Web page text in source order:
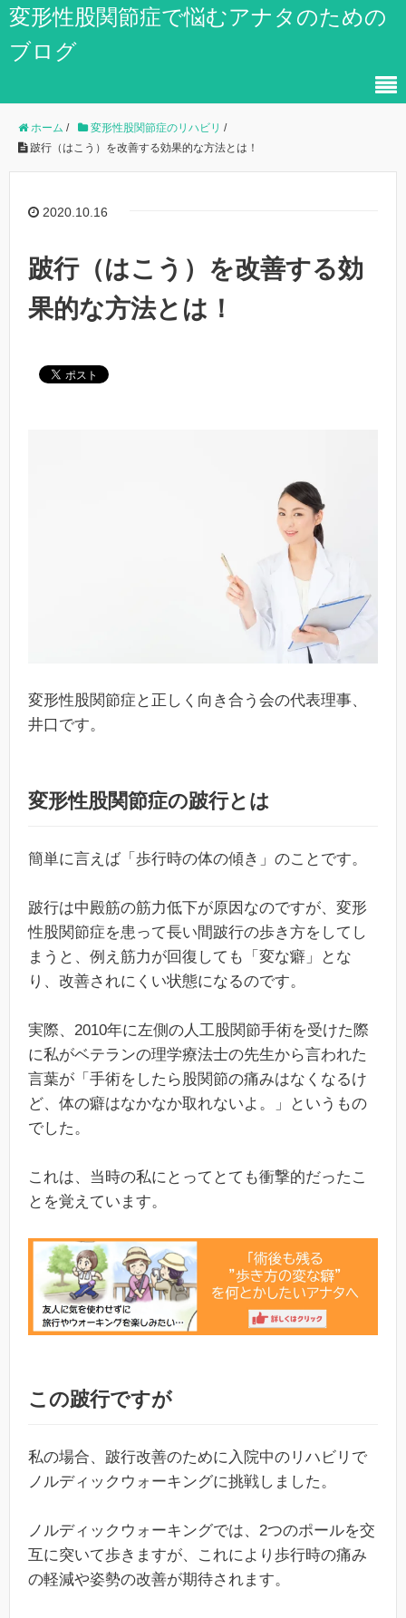
変形性股関節症で悩むアナタのための
ブログ
ホーム / 変形性股関節症のリハビリ /
跛行（はこう）を改善する効果的な方法とは！
2020.10.16
跛行（はこう）を改善する効
果的な方法とは！
変形性股関節症と正しく向き合う会の代表理事、
井口です。
変形性股関節症の跛行とは
簡単に言えば「歩行時の体の傾き」のことです。
跛行は中殿筋の筋力低下が原因なのですが、変形
性股関節症を患って長い間跛行の歩き方をしてし
まうと、例え筋力が回復しても「変な癖」とな
り、改善されにくい状態になるのです。
実際、2010年に左側の人工股関節手術を受けた際
に私がベテランの理学療法士の先生から言われた
言葉が「手術をしたら股関節の痛みはなくなるけ
ど、体の癖はなかなか取れないよ。」というもの
でした。
これは、当時の私にとってとても衝撃的だったこ
とを覚えています。
この跛行ですが
私の場合、跛行改善のために入院中のリハビリで
ノルディックウォーキングに挑戦しました。
ノルディックウォーキングでは、2つのポールを交
互に突いて歩きますが、これにより歩行時の痛み
の軽減や姿勢の改善が期待されます。